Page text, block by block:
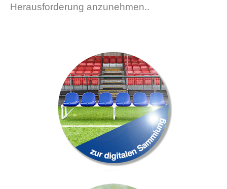
Herausforderung anzunehmen..